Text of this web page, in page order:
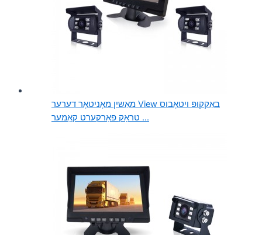
מאַשין מאָניטאָר דערער View באַקקופּ ויטאָבוס
טראָק פאַרקערט קאַמער ...